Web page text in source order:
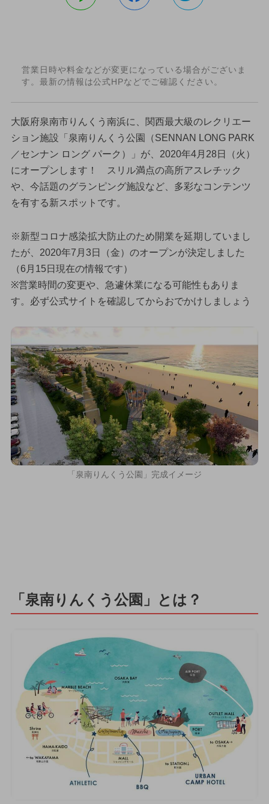
営業日時や料金などが変更になっている場合がございま
す。最新の情報は公式HPなどでご確認ください。
大阪府泉南市りんくう南浜に、関西最大級のレクリエー
ション施設「泉南りんくう公園（SENNAN LONG PARK
／センナン ロング パーク）」が、2020年4月28日（火）
にオープンします！ スリル満点の高所アスレチック
や、今話題のグランピング施設など、多彩なコンテンツ
を有する新スポットです。
※新型コロナ感染拡大防止のため開業を延期していまし
たが、2020年7月3日（金）のオープンが決定しました
（6月15日現在の情報です）
※営業時間の変更や、急遽休業になる可能性もありま
す。必ず公式サイトを確認してからおでかけしましょう
「泉南りんくう公園」完成イメージ
「泉南りんくう公園」とは？